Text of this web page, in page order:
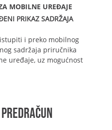
MOBILNE UREĐAJE
PRIKAZ SADRŽAJA
i preko mobilnog
sadržaja priručnika
uređaje, uz mogućnost